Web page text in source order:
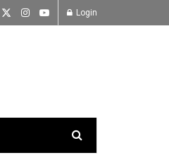
Login